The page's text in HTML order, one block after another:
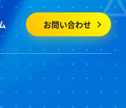
お問い合わせ